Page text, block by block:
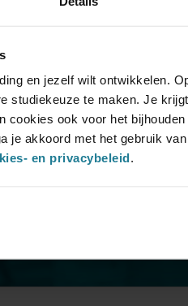
en jezelf wilt ontwikkelen.
studiekeuze te maken. Je
cookies ook voor het
je akkoord met het gebruik
en privacybeleid.
cursus
Ze werkt aan haar eerste